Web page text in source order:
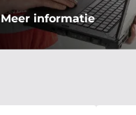
Meer informatie